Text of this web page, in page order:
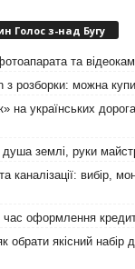
Голос з-над Бугу
та
розборки: можна
на українських
землі, руки
каналізації: вибір,
час оформлення
якісний набір